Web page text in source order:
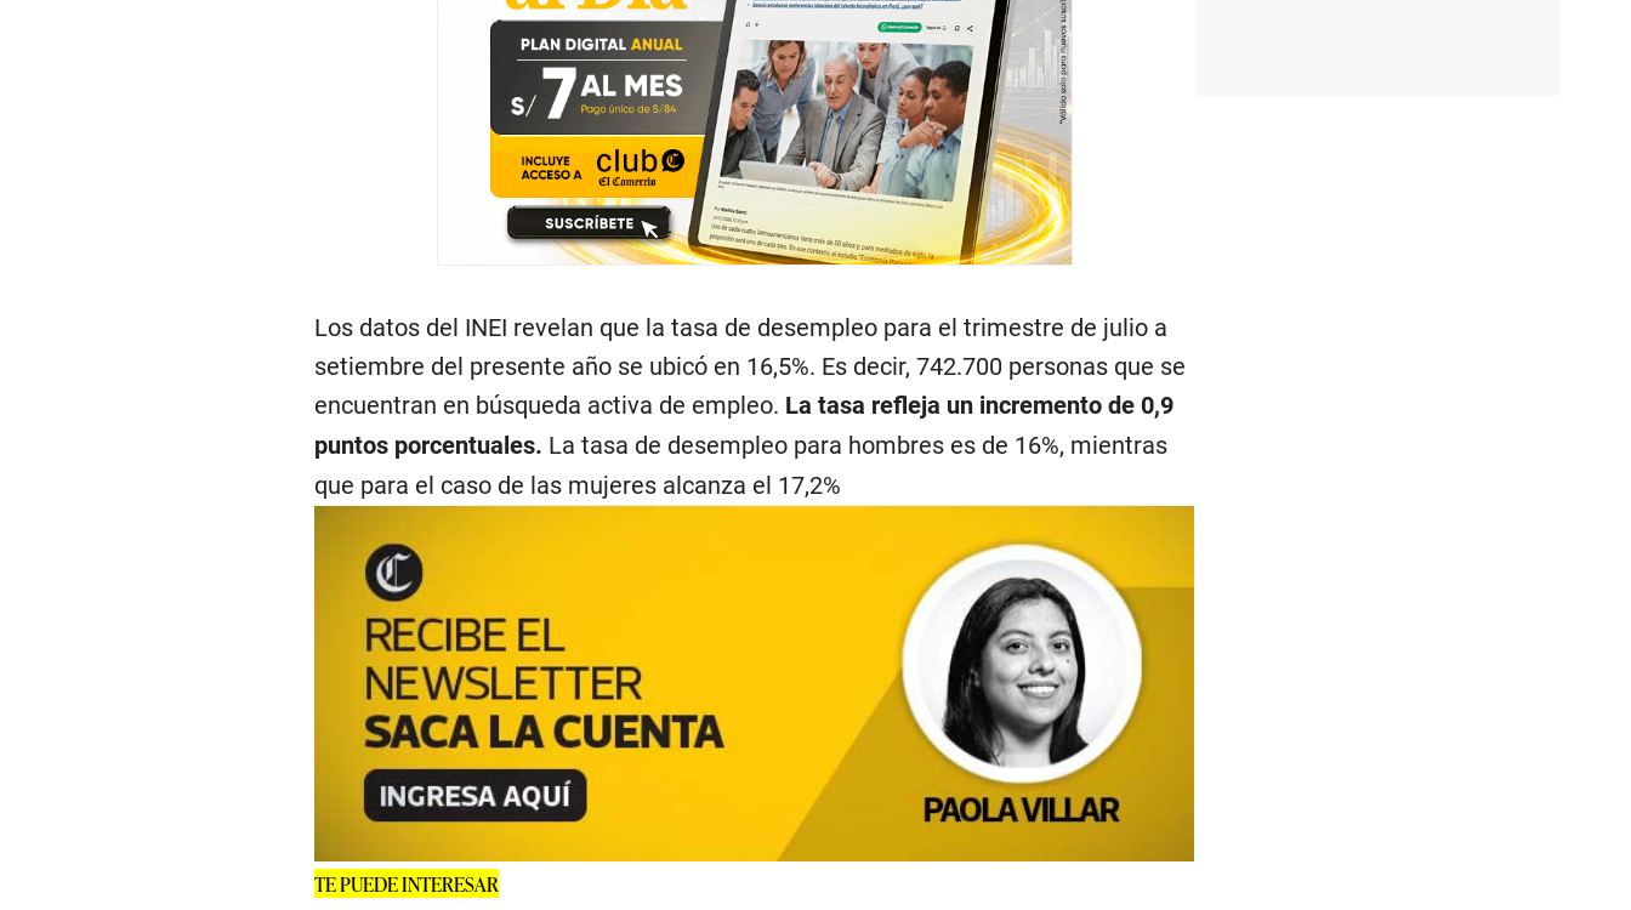
Los datos del INEI revelan que la tasa de desempleo para el trimestre de julio a
setiembre del presente año se ubicó en 16,5%. Es decir, 742.700 personas que se
encuentran en búsqueda activa de empleo. La tasa refleja un incremento de 0,9
puntos porcentuales. La tasa de desempleo para hombres es de 16%, mientras
que para el caso de las mujeres alcanza el 17,2%
TE PUEDE INTERESAR